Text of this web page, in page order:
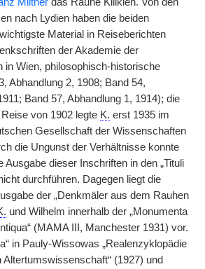
nach Lydien haben die beiden
Material in Reiseberichten
der Akademie der
in Wien, philosophisch-historische
Abhandlung 2, 1908; Band 54,
Band 57, Abhandlung 1, 1914); die
von 1902 legte K. erst 1935 im
Gesellschaft der Wissenschaften
die Ungunst der Verhältnisse konnte
Ausgabe dieser Inschriften in den „Tituli
durchführen. Dagegen liegt die
der „Denkmäler aus dem Rauhen
und Wilhelm innerhalb der „Monumenta
(MAMA III, Manchester 1931) vor.
in Pauly-Wissowas „Realenzyklopädie
(1927) und